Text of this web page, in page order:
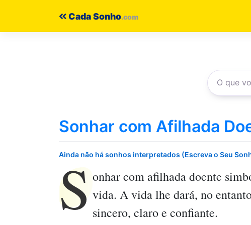
Cada Sonho
Sonhar com Afilhada
Ainda não há sonhos interpretados (Escreva o Seu
S onhar com afilhada doente
vida. A vida lhe dará, no
sincero, claro e confiante.